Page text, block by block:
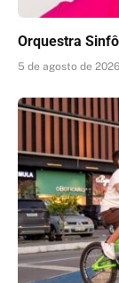
Orquestra
5 de agosto de 2026